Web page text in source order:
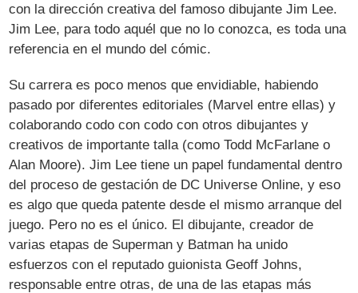
con la dirección creativa del famoso dibujante Jim Lee.
Jim Lee, para todo aquél que no lo conozca, es toda una
referencia en el mundo del cómic.
Su carrera es poco menos que envidiable, habiendo
pasado por diferentes editoriales (Marvel entre ellas) y
colaborando codo con codo con otros dibujantes y
creativos de importante talla (como Todd McFarlane o
Alan Moore). Jim Lee tiene un papel fundamental dentro
del proceso de gestación de DC Universe Online, y eso
es algo que queda patente desde el mismo arranque del
juego. Pero no es el único. El dibujante, creador de
varias etapas de Superman y Batman ha unido
esfuerzos con el reputado guionista Geoff Johns,
responsable entre otras, de una de las etapas más